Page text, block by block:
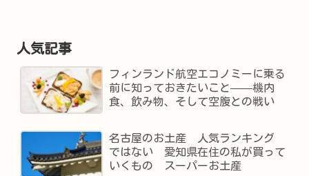
人気記事
フィンランド航空エコノミーに乗る
前に知っておきたいこと——機内
食、飲み物、そして空腹との戦い
名古屋のお土産 人気ランキング
ではない 愛知県在住の私が買って
いくもの スーパーお土産